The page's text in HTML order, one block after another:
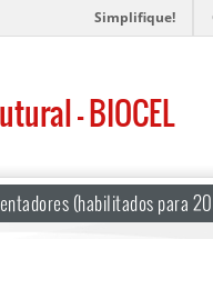
Simplifique!
– BIOCEL
(habilitados para